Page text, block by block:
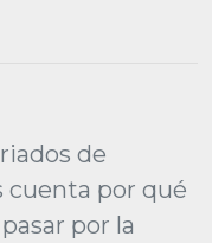
de
cuenta por qué
por la